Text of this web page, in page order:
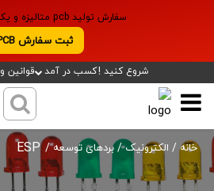
سفارش تولید pcb متالیزه و یک لایه در 4 روز
ثبت سفارش PCB
شروع کنید !کسب در آمد قوانین
خانه/ الکترونیک/بردهای توسعه/
ESP